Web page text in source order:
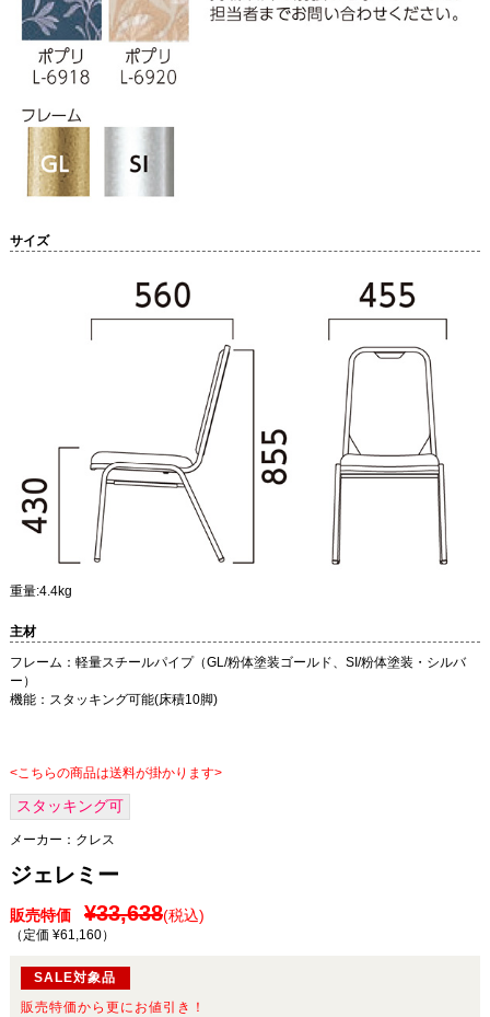
サイズ
重量:4.4kg
主材
フレーム：軽量スチールパイプ（GL/粉体塗装ゴールド、SI/粉体塗装・シルバ
ー）
機能：スタッキング可能(床積10脚)
<こちらの商品は送料が掛かります>
スタッキング可
メーカー： クレス
ジェレミー
販売特価 ¥33,638(税込)
（定価 ¥61,160）
SALE対象品
販売特価から更にお値引き！